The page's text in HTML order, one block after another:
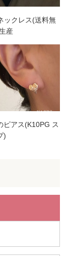
ックレス(送料無
産
ピアス(K10PG ス
)